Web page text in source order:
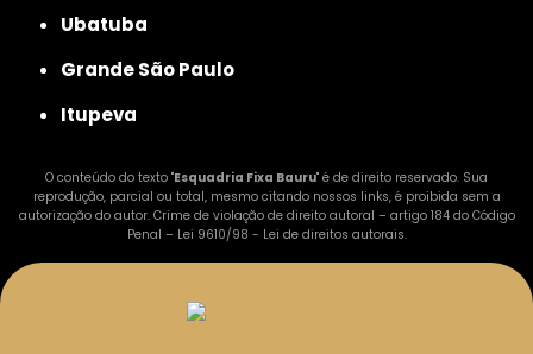
Ubatuba
Grande São Paulo
Itupeva
O conteúdo do texto "Esquadria Fixa Bauru" é de direito reservado. Sua
reprodução, parcial ou total, mesmo citando nossos links, é proibida sem a
autorização do autor. Crime de violação de direito autoral – artigo 184 do Código
Penal – Lei 9610/98 - Lei de direitos autorais.